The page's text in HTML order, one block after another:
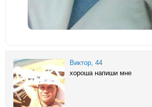
Виктор , 44
хороша напиши мне